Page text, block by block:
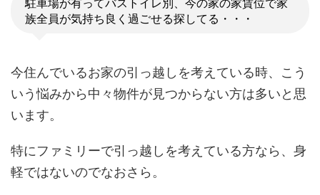
族全員が気持ち良く過ごせる探してる・・・
今住んでいるお家の引っ越しを考えている時、こう
いう悩みから中々物件が見つからない方は多いと思
います。
特にファミリーで引っ越しを考えている方なら、身
軽ではないのでなおさら。